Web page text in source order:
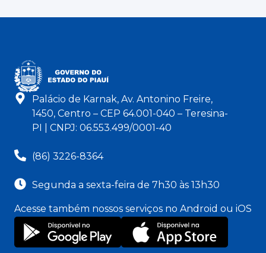
Palácio de Karnak, Av. Antonino Freire,
1450, Centro – CEP 64.001-040 – Teresina-
PI | CNPJ: 06.553.499/0001-40
(86) 3226-8364
Segunda a sexta-feira de 7h30 às 13h30
Acesse também nossos serviços no Android ou iOS